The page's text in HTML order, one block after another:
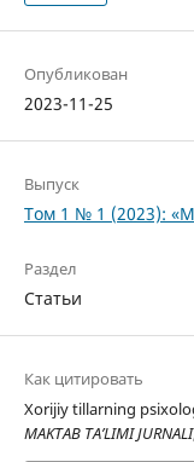
Опубликован
2023-11-25
Выпуск
Том 1 № 1 (2023):
Раздел
Статьи
Как цитировать
Xorijiy tillarning
MAKTAB TA’LIMI JURNALI